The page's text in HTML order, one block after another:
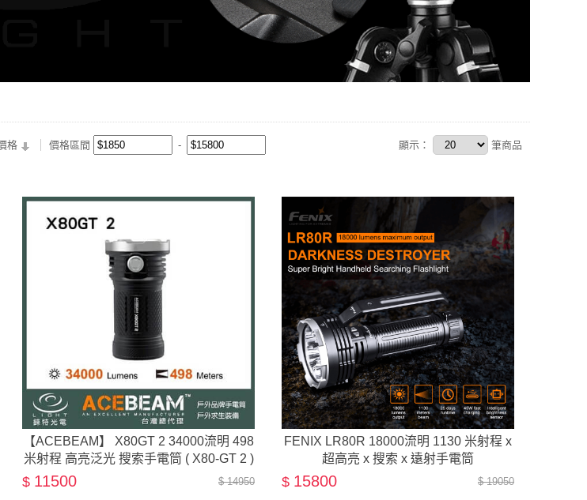
格 價格區間 顯示： 筆商品
【ACEBEAM】 X80GT 2 34000流明 498
米射程 高亮泛光 搜索手電筒 ( X80-GT 2 )
$ 14950
$ 11500
FENIX LR80R 18000流明 1130 米射程 x
超高亮 x 搜索 x 遠射手電筒
$ 19050
$ 15800